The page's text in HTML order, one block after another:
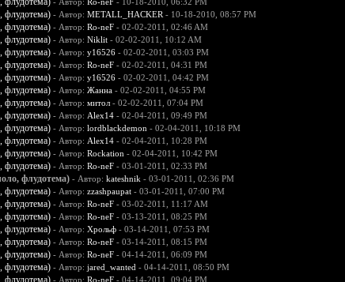
флудотема) - Автор: METALL_HACKER - 10-18-2010, 08:57 PM
флудотема) - Автор: Ro-neF- 02-02-2011, 02:46 AM
флудотема) - Автор: Niklit- 02-02-2011, 10:12 AM
флудотема) - Автор: y16526- 02-02-2011, 03:03 PM
флудотема) - Автор: Ro-neF- 02-02-2011, 04:31 PM
флудотема) - Автор: y16526- 02-02-2011, 04:42 PM
флудотема) - Автор: Жанна- 02-02-2011, 04:55 PM
флудотема) - Автор: митол- 02-02-2011, 07:04 PM
флудотема) - Автор: Alex14- 02-04-2011, 09:49 PM
флудотема) - Автор: lordblackdemon - 02-04-2011, 10:18 PM
флудотема) - Автор: Alex14- 02-04-2011, 10:28 PM
флудотема) - Автор: Rockation - 02-04-2011, 10:42 PM
флудотема) - Автор: Ro-neF- 03-01-2011, 02:33 PM
флудотема) - Автор: kateshnik - 03-01-2011, 02:36 PM
флудотема) - Автор: zzashpaupat- 03-01-2011, 07:00 PM
флудотема) - Автор: Ro-neF- 03-02-2011, 11:17 AM
флудотема) - Автор: Ro-neF- 03-13-2011, 08:25 PM
флудотема) - Автор: Хрольф- 03-14-2011, 07:53 PM
флудотема) - Автор: Ro-neF- 03-14-2011, 08:15 PM
флудотема) - Автор: Ro-neF- 04-14-2011, 06:09 PM
флудотема) - Автор: jared_wanted - 04-14-2011, 08:50 PM
флудотема) - Автор: Ro-neF- 04-14-2011, 09:04 PM